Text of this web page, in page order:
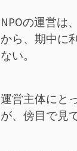
NPOの運営は
から、期中に
ない。
運営主体にと
が、傍目で見